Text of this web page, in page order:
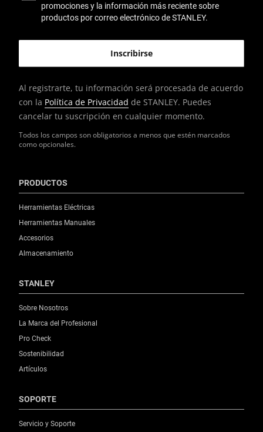
Todos los campos son obligatorios a menos que estén marcados
como opcionales.
promociones y la información más reciente sobre
productos por correo electrónico de STANLEY.
Al registrarte, tu información será procesada de acuerdo
con la Política de Privacidad de STANLEY. Puedes
cancelar tu suscripción en cualquier momento.
PRODUCTOS
Herramientas Eléctricas
Herramientas Manuales
Accesorios
Almacenamiento
STANLEY
Sobre Nosotros
La Marca del Profesional
Pro Check
Sostenibilidad
Artículos
SOPORTE
Servicio y Soporte